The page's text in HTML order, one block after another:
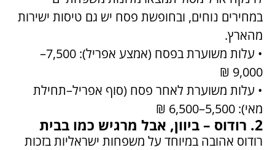
במחירים נוחים, ובחופשת פסח יש גם טיסות ישירות
מהארץ.
• עלות משוערת בפסח (אמצע אפריל): 7,500–
9,000 ₪
• עלות משוערת לאחר פסח (סוף אפריל–תחילת
מאי): 5,500–6,500 ₪
2. רודוס – ביוון, אבל מרגיש כמו בבית
רודוס אהובה במיוחד על משפחות ישראליות בזכות